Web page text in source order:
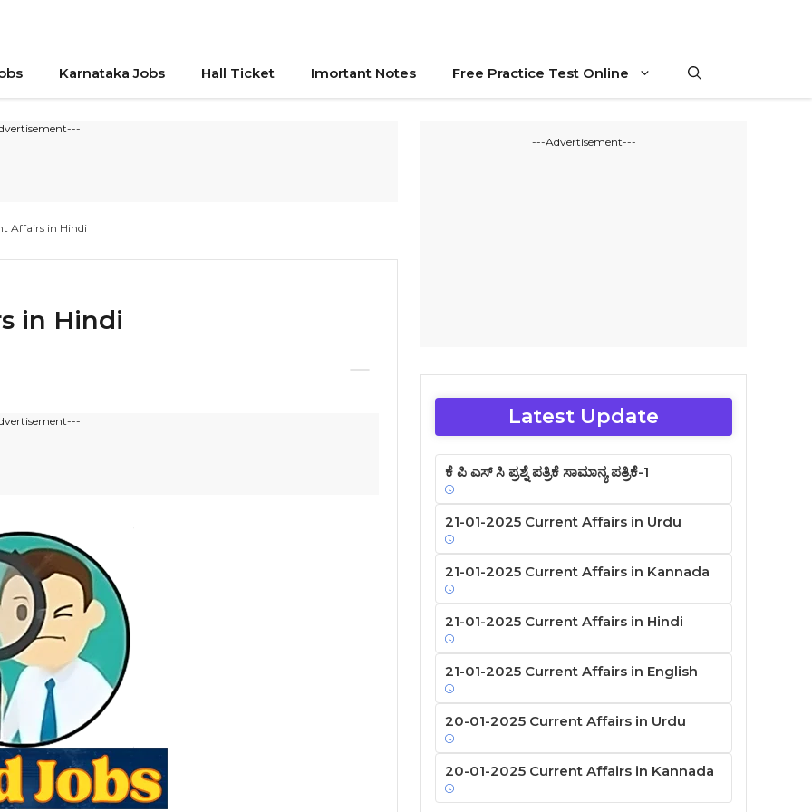
Karnataka Jobs Hall Ticket Imortant Notes Free Practice Test Online
Affairs in Hindi
in Hindi
---Advertisement---
Latest Update
ಕೆ ಪಿ ಎಸ್ ಸಿ ಪ್ರಶ್ನೆ ಪತ್ರಿಕೆ ಸಾಮಾನ್ಯ ಪತ್ರಿಕೆ-1
21-01-2025 Current Affairs in Urdu
21-01-2025 Current Affairs in Kannada
21-01-2025 Current Affairs in Hindi
21-01-2025 Current Affairs in English
20-01-2025 Current Affairs in Urdu
20-01-2025 Current Affairs in Kannada